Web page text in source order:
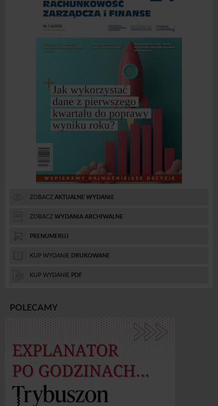
ZOBACZAKTUALNE WYDANIE
ZOBACZWYDANIA ARCHIWALNE
PRENUMERUJ
KUP WYDANIE DRUKOWANE
KUP WYDANIE PDF
POLECAMY